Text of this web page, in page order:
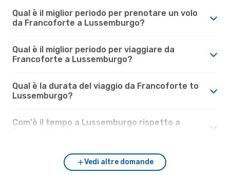
Qual è il miglior periodo per prenotare un volo
da Francoforte a Lussemburgo?
Qual è il miglior periodo per viaggiare da
Francoforte a Lussemburgo?
Qual è la durata del viaggio da Francoforte to
Lussemburgo?
Com'è il tempo a Lussemburgo rispetto a
Vedi altre domande